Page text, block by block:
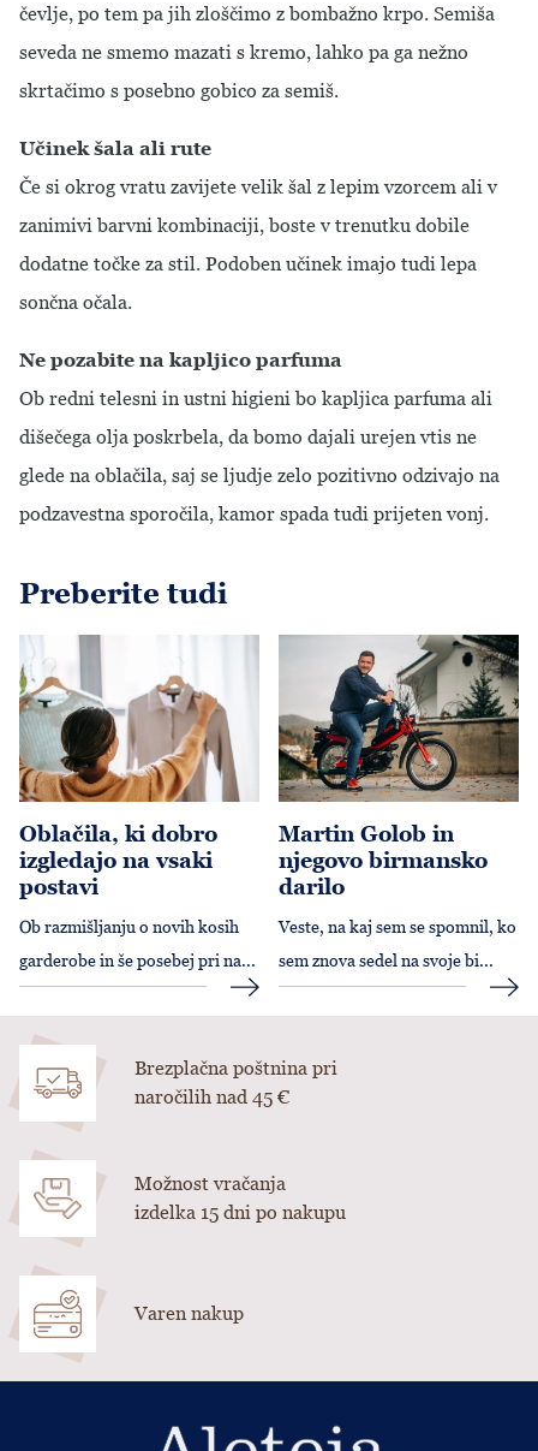
čevlje, po tem pa jih zloščimo z bombažno krpo. Semiša
seveda ne smemo mazati s kremo, lahko pa ga nežno
skrtačimo s posebno gobico za semiš.
Učinek šala ali rute
Če si okrog vratu zavijete velik šal z lepim vzorcem ali v
zanimivi barvni kombinaciji, boste v trenutku dobile
dodatne točke za stil. Podoben učinek imajo tudi lepa
sončna očala.
Ne pozabite na kapljico parfuma
Ob redni telesni in ustni higieni bo kapljica parfuma ali
dišečega olja poskrbela, da bomo dajali urejen vtis ne
glede na oblačila, saj se ljudje zelo pozitivno odzivajo na
podzavestna sporočila, kamor spada tudi prijeten vonj.
Preberite tudi
Oblačila, ki dobro izgledajo na vsaki postavi
Oblačila, ki dobro
izgledajo na vsaki
postavi
Ob razmišljanju o novih kosih
garderobe in še posebej pri na...
Martin Golob in njegovo
Martin Golob in
njegovo birmansko
darilo
Veste, na kaj sem se spomnil, ko
sem znova sedel na svoje bi...
Brezplačna poštnina pri
naročilih nad 45 €
Možnost vračanja
izdelka 15 dni po nakupu
Varen nakup